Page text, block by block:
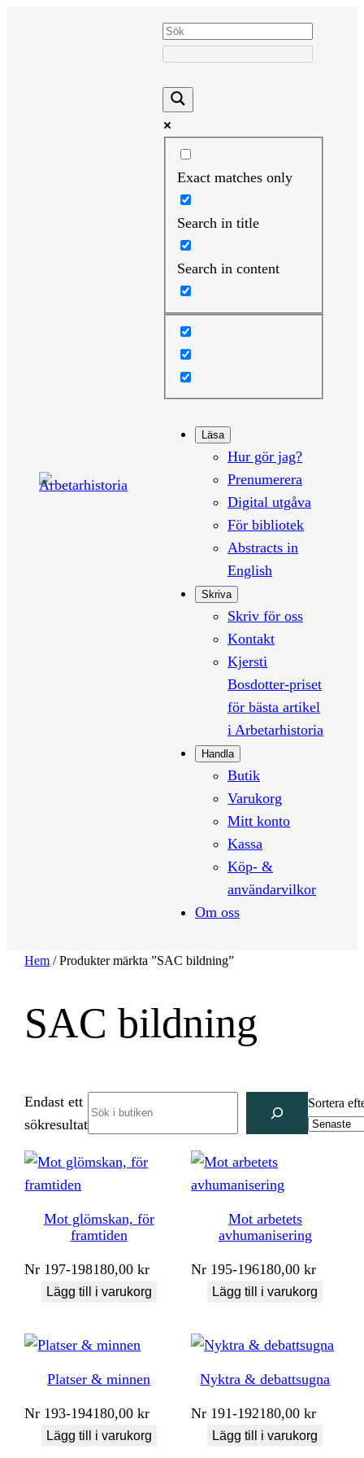
Exact matches only
Search in title
Search in content
Läsa
Hur gör jag?
Prenumerera
Digital utgåva
För bibliotek
Abstracts in
English
Skriva
Skriv för oss
Kontakt
Kjersti
Bosdotter-priset
för bästa artikel
i Arbetarhistoria
Handla
Butik
Varukorg
Mitt konto
Kassa
Köp- &
användarvilkor
Om oss
Hem / Produkter märkta ”SAC bildning”
SAC bildning
Endast ett
sökresultat
Sortera
Mot glömskan, för
framtiden
Nr 197-198180,00kr
Lägg till i varukorg
Mot arbetets
avhumanisering
Nr 195-196180,00kr
Lägg till i varukorg
Platser & minnen
Nr 193-194180,00kr
Lägg till i varukorg
Nyktra & debattsugna
Nr 191-192180,00kr
Lägg till i varukorg